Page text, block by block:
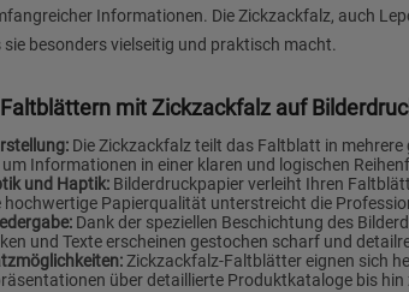
Informationen. Die Zickzackfalz, auch
sie besonders vielseitig und praktisch macht.
mit Zickzackfalz auf
Die Zickzackfalz teilt das Faltblatt in
Informationen in einer klaren und logischen
und Haptik: Bilderdruckpapier verleiht Ihren
hochwertige Papierqualität unterstreicht die
Dank der speziellen Beschichtung des
und Texte erscheinen gestochen scharf und
Zickzackfalz-Faltblätter eignen sich
über detaillierte Produktkataloge bis